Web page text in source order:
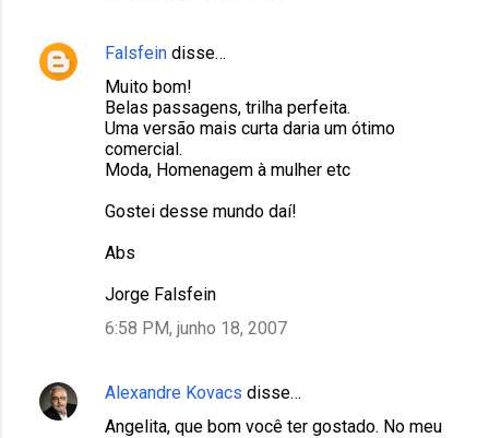
i
o
Falsfein disse…
Muito bom!
Belas passagens, trilha perfeita.
Uma versão mais curta daria um ótimo
comercial.
Moda, Homenagem à mulher etc
Gostei desse mundo daí!
Abs
Jorge Falsfein
6:58 PM, junho 18, 2007
Alexandre Kovacs disse…
Angelita, que bom você ter gostado. No meu